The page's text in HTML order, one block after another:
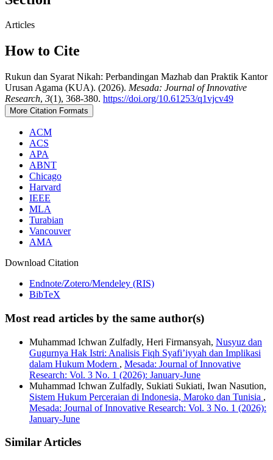
Articles
How to Cite
Rukun dan Syarat Nikah: Perbandingan Mazhab dan Praktik Kantor
Urusan Agama (KUA). (2026). Mesada: Journal of Innovative
Research, 3(1), 368-380. https://doi.org/10.61253/q1vjcv49
More Citation Formats
ACM
ACS
APA
ABNT
Chicago
Harvard
IEEE
MLA
Turabian
Vancouver
AMA
Download Citation
Endnote/Zotero/Mendeley (RIS)
BibTeX
Most read articles by the same author(s)
Muhammad Ichwan Zulfadly, Heri Firmansyah, Nusyuz dan
Gugurnya Hak Istri: Analisis Fiqh Syafi’iyyah dan Implikasi
dalam Hukum Modern , Mesada: Journal of Innovative
Research: Vol. 3 No. 1 (2026): January-June
Muhammad Ichwan Zulfadly, Sukiati Sukiati, Iwan Nasution,
Sistem Hukum Perceraian di Indonesia, Maroko dan Tunisia ,
Mesada: Journal of Innovative Research: Vol. 3 No. 1 (2026):
January-June
Similar Articles